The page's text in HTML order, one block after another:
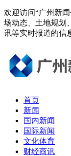
欢迎访问“广州新
场动态、土地规划
讯等实时报道的信
首页
新闻
国内新闻
国际新闻
文化体育
财经商讯